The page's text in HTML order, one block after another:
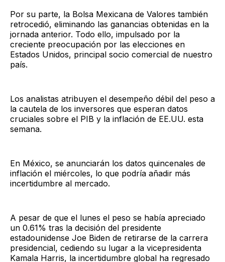
Por su parte, la Bolsa Mexicana de Valores también
retrocedió, eliminando las ganancias obtenidas en la
jornada anterior. Todo ello, impulsado por la
creciente preocupación por las elecciones en
Estados Unidos, principal socio comercial de nuestro
país.
Los analistas atribuyen el desempeño débil del peso a
la cautela de los inversores que esperan datos
cruciales sobre el PIB y la inflación de EE.UU. esta
semana.
En México, se anunciarán los datos quincenales de
inflación el miércoles, lo que podría añadir más
incertidumbre al mercado.
A pesar de que el lunes el peso se había apreciado
un 0.61% tras la decisión del presidente
estadounidense Joe Biden de retirarse de la carrera
presidencial, cediendo su lugar a la vicepresidenta
Kamala Harris, la incertidumbre global ha regresado